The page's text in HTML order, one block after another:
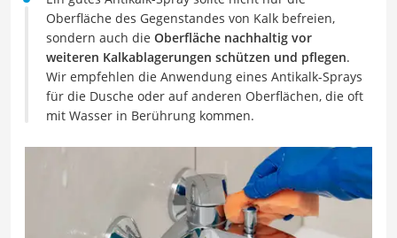
Oberfläche des Gegenstandes von Kalk befreien,
sondern auch die Oberfläche nachhaltig vor
weiteren Kalkablagerungen schützen und pflegen.
Wir empfehlen die Anwendung eines Antikalk-Sprays
für die Dusche oder auf anderen Oberflächen, die oft
mit Wasser in Berührung kommen.